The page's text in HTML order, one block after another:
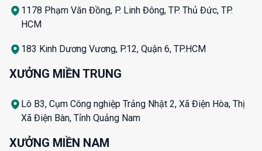
1178 Phạm Văn Đồng, P. Linh Đông, TP. Thủ Đức, TP.
HCM
183 Kinh Dương Vương, P.12, Quận 6, TP.HCM
XƯỞNG MIỀN TRUNG
Lô B3, Cụm Công nghiệp Trảng Nhật 2, Xã Điện Hòa, Thị
Xã Điện Bàn, Tỉnh Quảng Nam
XƯỞNG MIỀN NAM